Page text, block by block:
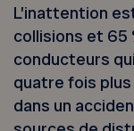
L’inattention
collisions et 65
conducteurs
quatre fois
dans un